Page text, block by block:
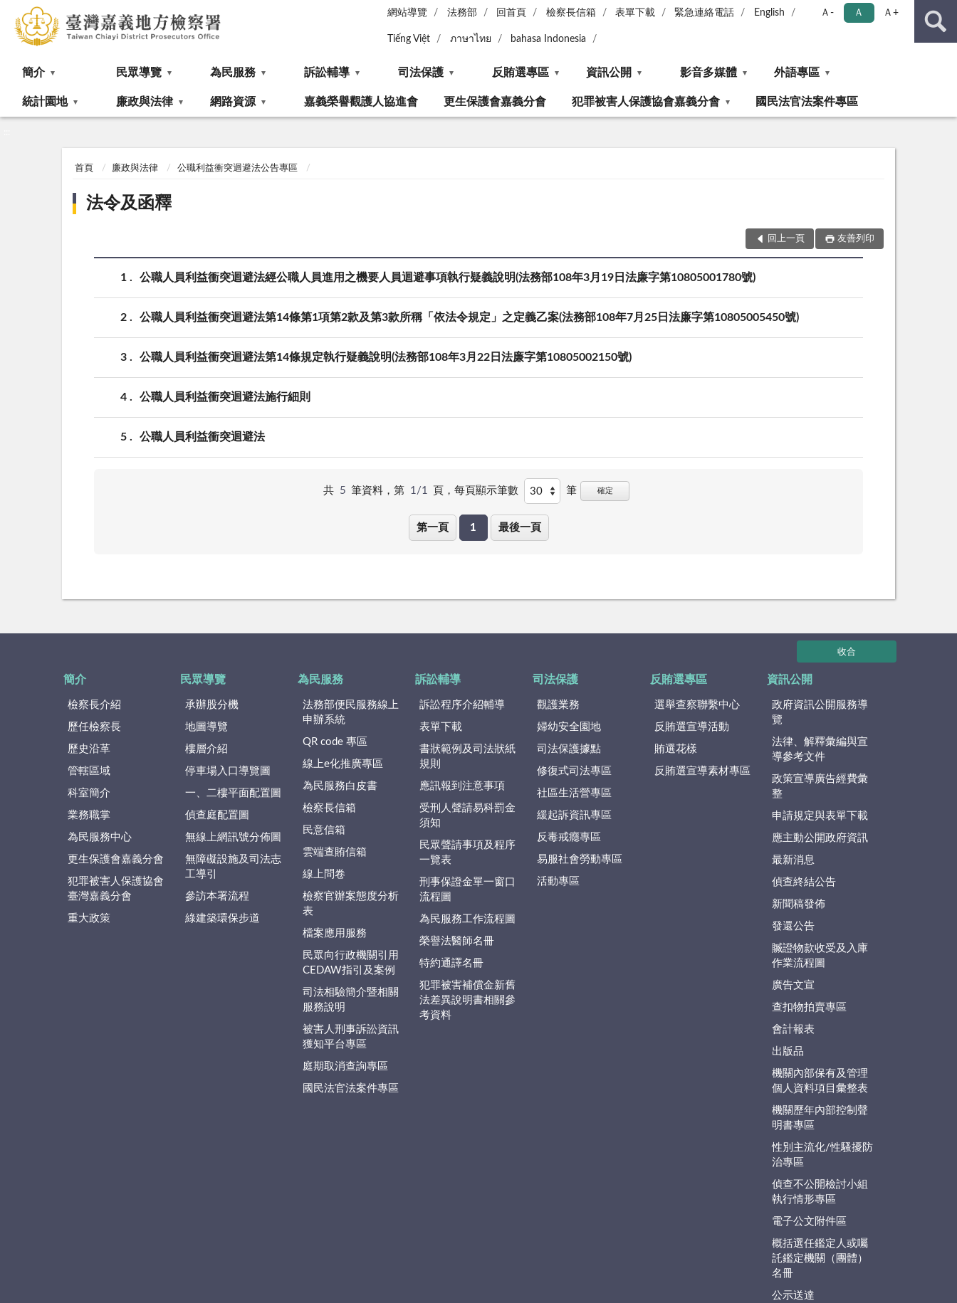
網站導覽 法務部 回首頁 檢察長信箱 表單下載 緊急連絡電話 English
Tiếng Việt ภาษาไทย bahasa Indonesia
Ａ- Ａ Ａ+
簡介 民眾導覽 為民服務 訴訟輔導 司法保護 反賄選專區 資訊公開 影音多媒體 外語專區
統計園地 廉政與法律 網路資源 嘉義榮譽觀護人協進會 更生保護會嘉義分會 犯罪被害人保護協會嘉義分會 國民法官法案件專區
首頁 廉政與法律 公職利益衝突迴避法公告專區
法令及函釋
回上一頁 友善列印
1 公職人員利益衝突迴避法經公職人員進用之機要人員迴避事項執行疑義說明(法務部108年3月19日法廉字第10805001780號)
2 公職人員利益衝突迴避法第14條第1項第2款及第3款所稱「依法令規定」之定義乙案(法務部108年7月25日法廉字第10805005450號)
3 公職人員利益衝突迴避法第14條規定執行疑義說明(法務部108年3月22日法廉字第10805002150號)
4 公職人員利益衝突迴避法施行細則
5 公職人員利益衝突迴避法
共 5 筆資料，第 1/1 頁，每頁顯示筆數 筆 確定
第一頁 1 最後一頁
收合
簡介
檢察長介紹
歷任檢察長
歷史沿革
管轄區域
科室簡介
業務職掌
為民服務中心
更生保護會嘉義分會
犯罪被害人保護協會
臺灣嘉義分會
重大政策
民眾導覽
承辦股分機
地圖導覽
樓層介紹
停車場入口導覽圖
一、二樓平面配置圖
偵查庭配置圖
無線上網訊號分佈圖
無障礙設施及司法志
工導引
參訪本署流程
綠建築環保步道
為民服務
法務部便民服務線上
申辦系統
QR code 專區
線上e化推廣專區
為民服務白皮書
檢察長信箱
民意信箱
雲端查賄信箱
線上問卷
檢察官辦案態度分析
表
檔案應用服務
民眾向行政機關引用
CEDAW指引及案例
司法相驗簡介暨相關
服務說明
被害人刑事訴訟資訊
獲知平台專區
庭期取消查詢專區
國民法官法案件專區
訴訟輔導
訴訟程序介紹輔導
表單下載
書狀範例及司法狀紙
規則
應訊報到注意事項
受刑人聲請易科罰金
須知
民眾聲請事項及程序
一覽表
刑事保證金單一窗口
流程圖
為民服務工作流程圖
榮譽法醫師名冊
特約通譯名冊
犯罪被害補償金新舊
法差異說明書相關參
考資料
司法保護
觀護業務
婦幼安全園地
司法保護據點
修復式司法專區
社區生活營專區
緩起訴資訊專區
反毒戒癮專區
易服社會勞動專區
活動專區
反賄選專區
選舉查察聯繫中心
反賄選宣導活動
賄選花樣
反賄選宣導素材專區
資訊公開
政府資訊公開服務導
覽
法律、解釋彙編與宣
導參考文件
政策宣導廣告經費彙
整
申請規定與表單下載
應主動公開政府資訊
最新消息
偵查終結公告
新聞稿發佈
發還公告
贓證物款收受及入庫
作業流程圖
廣告文宣
查扣物拍賣專區
會計報表
出版品
機關內部保有及管理
個人資料項目彙整表
機關歷年內部控制聲
明書專區
性別主流化/性騷擾防
治專區
偵查不公開檢討小組
執行情形專區
電子公文附件區
概括選任鑑定人或囑
託鑑定機關（團體）
名冊
公示送達